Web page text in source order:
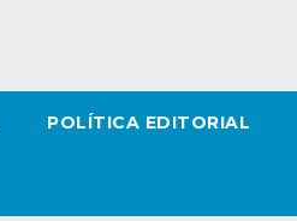
POLÍTICA EDITORIAL